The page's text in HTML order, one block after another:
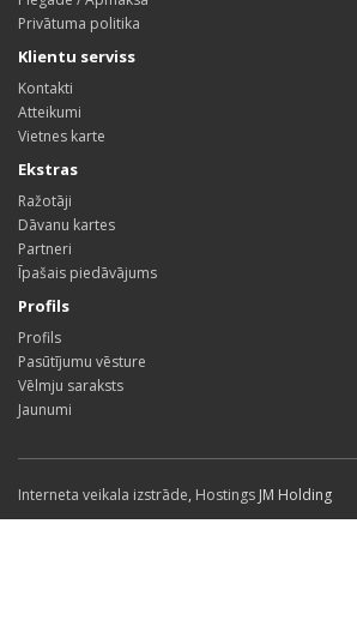
Privātuma politika
Klientu serviss
Kontakti
Atteikumi
Vietnes karte
Ekstras
Ražotāji
Dāvanu kartes
Partneri
Īpašais piedāvājums
Profils
Profils
Pasūtījumu vēsture
Vēlmju saraksts
Jaunumi
Interneta veikala izstrāde, Hostings JM Holding